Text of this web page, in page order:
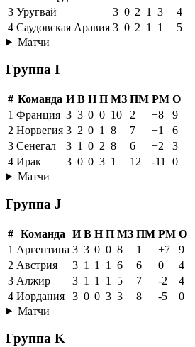
3 Уругвай 3 0 2 1 3 4
4 Саудовская Аравия 3 0 2 1 1 5
Матчи
Группа I
# Команда И В Н П МЗ ПМ РМ О
1 Франция 3 3 0 0 10 2 +8
9
2 Норвегия 3 2 0 1 8 7 +1
6
3 Сенегал 3 1 0 2 8 6 +2
3
4 Ирак 3 0 0 3 1 12 -11
0
Матчи
Группа J
# Команда И В Н П МЗ ПМ РМ О
1 Аргентина 3 3 0 0 8 1 +7
9
2 Австрия 3 1 1 1 6 6 0
4
3 Алжир 3 1 1 1 5 7 -2
4
4 Иордания 3 0 0 3 3 8 -5
0
Матчи
Группа K